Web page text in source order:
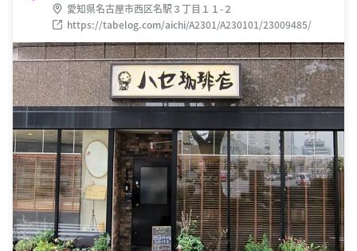
愛知県名古屋市西区名駅３丁目１１-２
https://tabelog.com/aichi/A2301/A230101/23009485/